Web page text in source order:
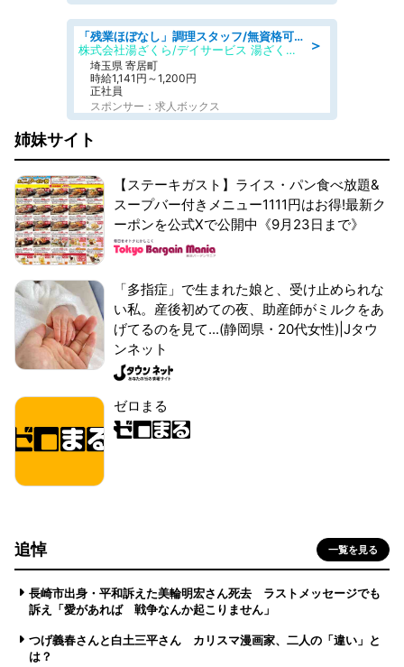
＞
「残業ほぼなし」調理スタッフ/無資格可/正職員/日勤のみ/デイサービス/社会保障完備
株式会社湯ざくら/デイサービス 湯ざくらケアリゾート
埼玉県 寄居町
時給1,141円～1,200円
正社員
スポンサー：求人ボックス
姉妹サイト
【ステーキガスト】ライス・パン食べ放題&
スープバー付きメニュー1111円はお得!最新ク
ーポンを公式Xで公開中《9月23日まで》
「多指症」で生まれた娘と、受け止められな
い私。産後初めての夜、助産師がミルクをあ
げてるのを見て...(静岡県・20代女性)|Jタウ
ンネット
ゼロまる
追悼 一覧を見る
長崎市出身・平和訴えた美輪明宏さん死去 ラストメッセージでも
訴え「愛があれば 戦争なんか起こりません」
つげ義春さんと白土三平さん カリスマ漫画家、二人の「違い」と
は？